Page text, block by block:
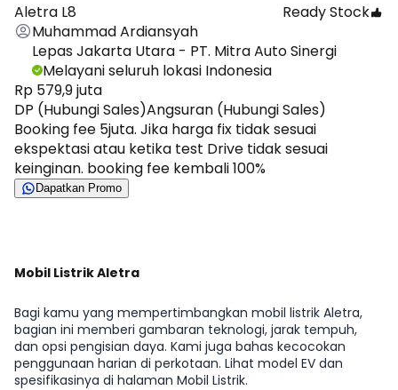
Aletra L8
Ready Stock
Muhammad Ardiansyah
Lepas Jakarta Utara - PT. Mitra Auto Sinergi
Melayani seluruh lokasi Indonesia
Rp 579,9 juta
DP (Hubungi Sales)Angsuran (Hubungi Sales)
Booking fee 5juta. Jika harga fix tidak sesuai
ekspektasi atau ketika test Drive tidak sesuai
keinginan. booking fee kembali 100%
Dapatkan Promo
Mobil Listrik Aletra
Bagi kamu yang mempertimbangkan mobil listrik Aletra,
bagian ini memberi gambaran teknologi, jarak tempuh,
dan opsi pengisian daya. Kami juga bahas kecocokan
penggunaan harian di perkotaan. Lihat model EV dan
spesifikasinya di halaman Mobil Listrik.